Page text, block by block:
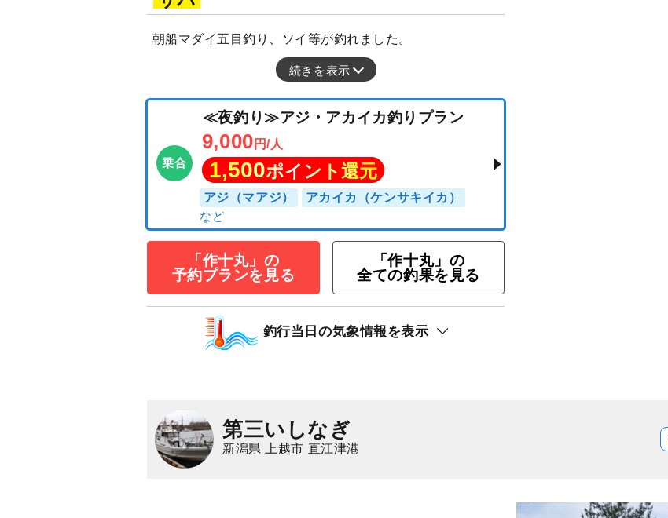
朝船マダイ五目釣り、ソイ等が釣れました。
続きを表示
≪夜釣り≫アジ・アカイカ釣りプラン
9,000円/人
1,500
「作十丸」の
予約プランを見る
「作十丸」の
全ての釣果を見る
釣行当日の気象情報を表示
第三いしなぎ
新潟県 上越市 直江津港